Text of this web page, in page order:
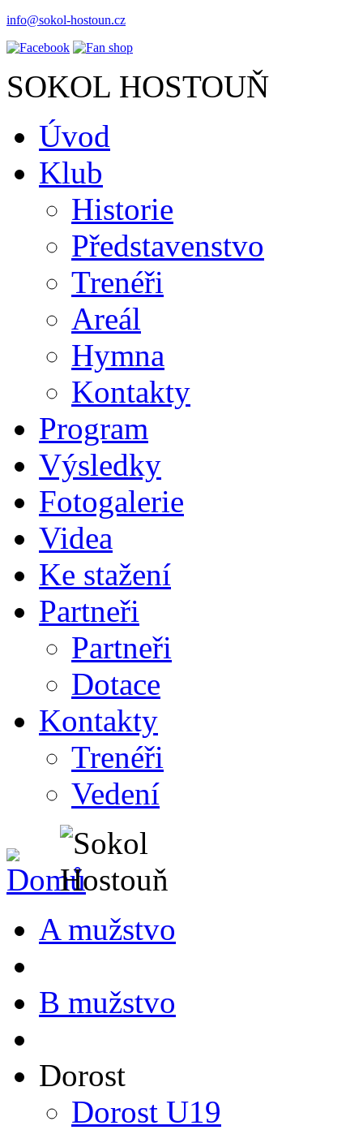
info@sokol-hostoun.cz
SOKOL HOSTOUŇ
Úvod
Klub
Historie
Představenstvo
Trenéři
Areál
Hymna
Kontakty
Program
Výsledky
Fotogalerie
Videa
Ke stažení
Partneři
Partneři
Dotace
Kontakty
Trenéři
Vedení
A mužstvo
B mužstvo
Dorost
Dorost U19